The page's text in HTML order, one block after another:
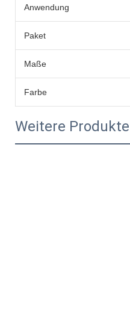
Anwendung
Paket
Maße
Farbe
Weitere Produkte